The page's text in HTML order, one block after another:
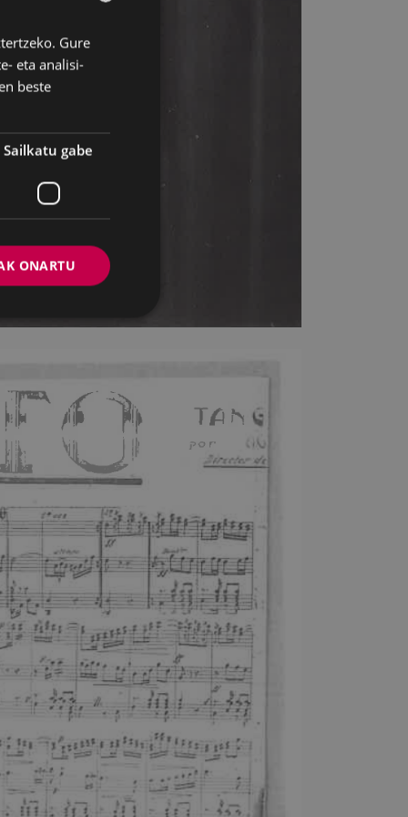
BASQUE
SPANISH
Gure
eta analisi-
beste
Sailkatu gabe
ONARTU